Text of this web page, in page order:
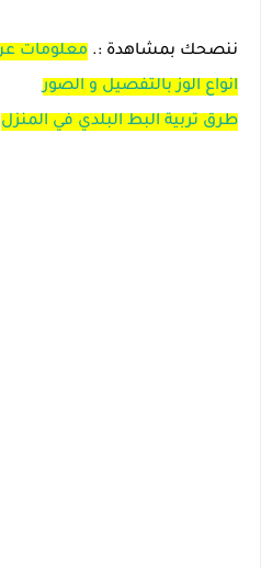
ننصحك بمشاهدة :. معلومات
انواع الوز بالتفصيل و الصور
طرق تربية البط البلدي في المنزل